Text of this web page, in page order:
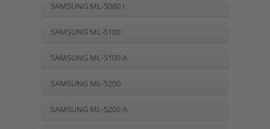
SAMSUNG ML-5080 I
SAMSUNG ML-5100
SAMSUNG ML-5100 A
SAMSUNG ML-5200
SAMSUNG ML-5200 A